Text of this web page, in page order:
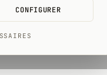
CONFIGURER